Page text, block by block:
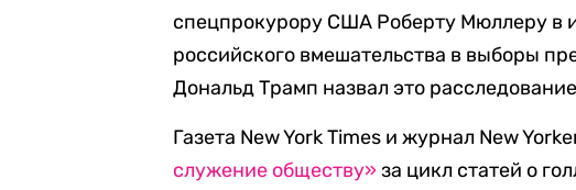
спецпрокурору США Роберту Мюллеру в
российского вмешательства в выборы
Дональд Трамп назвал это
Газета New York Times и журнал New
служение обществу»за цикл статей о